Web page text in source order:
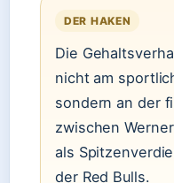
DER HAKEN
Die
nicht am
sondern an der
zwischen
als
der Red Bulls.